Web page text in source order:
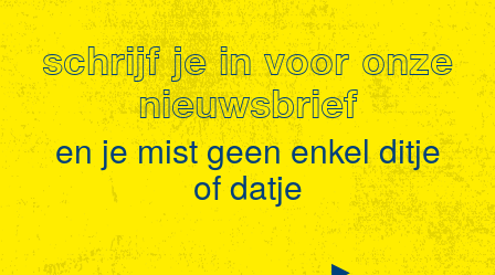
schrijf je in voor onze
nieuwsbrief
en je mist geen enkel ditje
of datje